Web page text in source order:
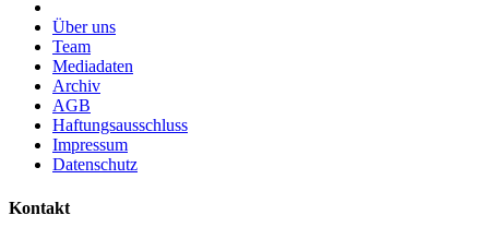
Über uns
Team
Mediadaten
Archiv
AGB
Haftungsausschluss
Impressum
Datenschutz
Kontakt